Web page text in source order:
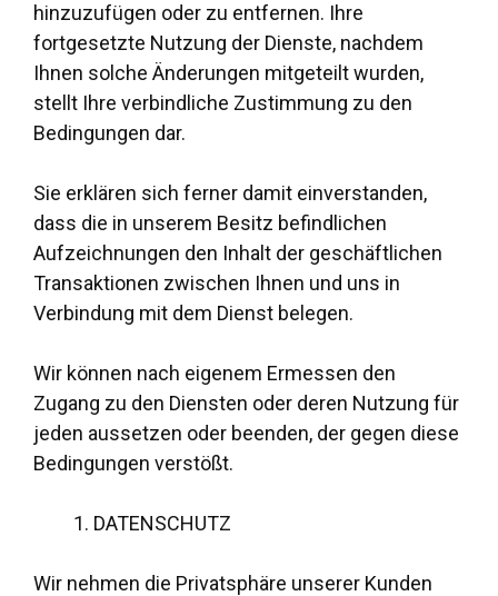
hinzuzufügen oder zu entfernen. Ihre
fortgesetzte Nutzung der Dienste, nachdem
Ihnen solche Änderungen mitgeteilt wurden,
stellt Ihre verbindliche Zustimmung zu den
Bedingungen dar.
Sie erklären sich ferner damit einverstanden,
dass die in unserem Besitz befindlichen
Aufzeichnungen den Inhalt der geschäftlichen
Transaktionen zwischen Ihnen und uns in
Verbindung mit dem Dienst belegen.
Wir können nach eigenem Ermessen den
Zugang zu den Diensten oder deren Nutzung für
jeden aussetzen oder beenden, der gegen diese
Bedingungen verstößt.
DATENSCHUTZ
Wir nehmen die Privatsphäre unserer Kunden